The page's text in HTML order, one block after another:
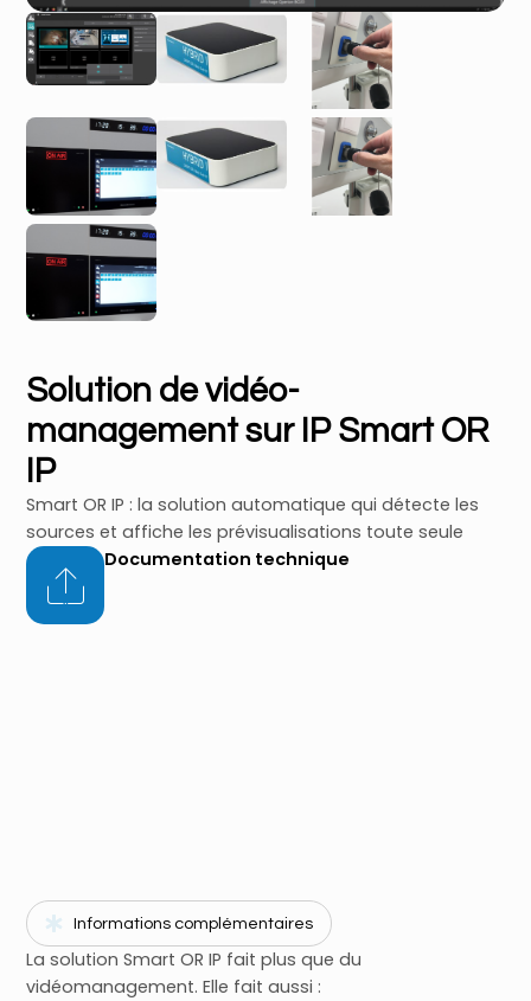
Solution de vidéo-
management sur IP Smart OR
IP
Smart OR IP : la solution automatique qui détecte les
sources et affiche les prévisualisations toute seule
Documentation technique
Informations complémentaires
La solution Smart OR IP fait plus que du
vidéomanagement. Elle fait aussi :